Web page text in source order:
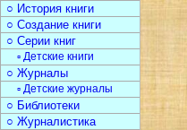
○ История книги
○ Создание книги
○ Серии книг
▫ Детские книги
○ Журналы
▫ Детские журналы
○ Библиотеки
○ Журналистика